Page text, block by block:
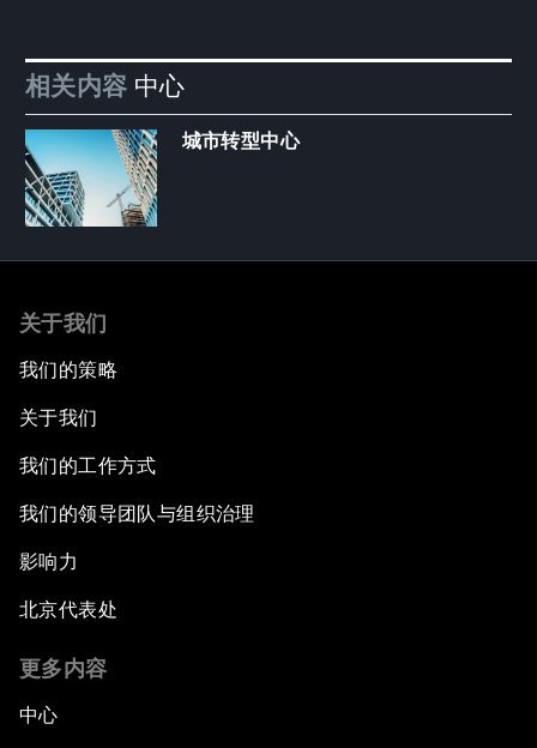
相关内容 中心
城市转型中心
关于我们
我们的策略
关于我们
我们的工作方式
我们的领导团队与组织治理
影响力
北京代表处
更多内容
中心